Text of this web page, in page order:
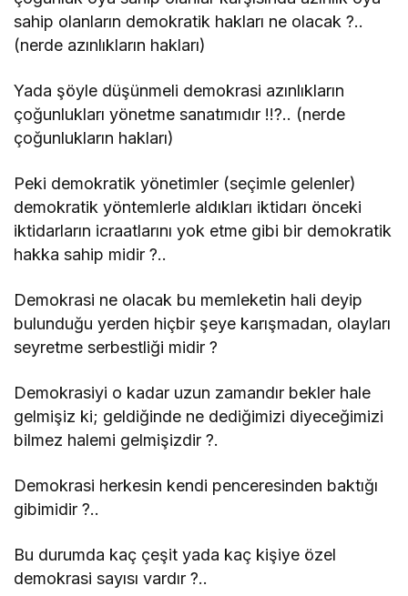
sahip olanların demokratik hakları ne olacak ?..
(nerde azınlıkların hakları)
Yada şöyle düşünmeli demokrasi azınlıkların
çoğunlukları yönetme sanatımıdır !!?.. (nerde
çoğunlukların hakları)
Peki demokratik yönetimler (seçimle gelenler)
demokratik yöntemlerle aldıkları iktidarı önceki
iktidarların icraatlarını yok etme gibi bir demokratik
hakka sahip midir ?..
Demokrasi ne olacak bu memleketin hali deyip
bulunduğu yerden hiçbir şeye karışmadan, olayları
seyretme serbestliği midir ?
Demokrasiyi o kadar uzun zamandır bekler hale
gelmişiz ki; geldiğinde ne dediğimizi diyeceğimizi
bilmez halemi gelmişizdir ?.
Demokrasi herkesin kendi penceresinden baktığı
gibimidir ?..
Bu durumda kaç çeşit yada kaç kişiye özel
demokrasi sayısı vardır ?..